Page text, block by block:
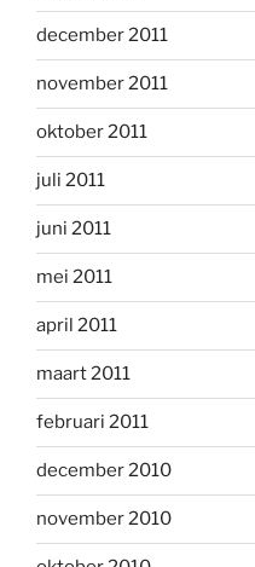
december 2011
november 2011
oktober 2011
juli 2011
juni 2011
mei 2011
april 2011
maart 2011
februari 2011
december 2010
november 2010